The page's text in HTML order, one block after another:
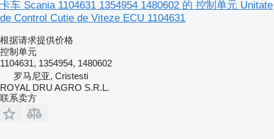
卡车 Scania 1104631 1354954 1480602 的 控制单元 Unitate
de Control Cutie de Viteze ECU 1104631
根据请求提供价格
控制单元
1104631, 1354954, 1480602
罗马尼亚, Cristesti
ROYAL DRU AGRO S.R.L.
联系卖方